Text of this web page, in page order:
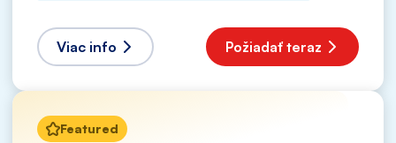
Viac info Požiadať teraz
Featured